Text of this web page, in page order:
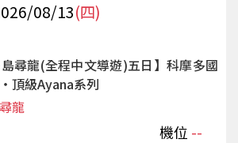
08/13(四)
島尋龍(全程中文導遊)五日】科摩多國
頂級Ayana系列
機位 --
龍